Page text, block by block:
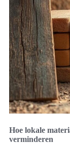
Hoe lokale
verminderen